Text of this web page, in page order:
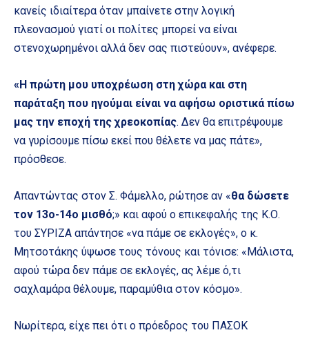
κανείς ιδιαίτερα όταν μπαίνετε στην λογική
πλεονασμού γιατί οι πολίτες μπορεί να είναι
στενοχωρημένοι αλλά δεν σας πιστεύουν», ανέφερε.
«Η πρώτη μου υποχρέωση στη χώρα και στη
παράταξη που ηγούμαι είναι να αφήσω οριστικά πίσω
μας την εποχή της χρεοκοπίας. Δεν θα επιτρέψουμε
να γυρίσουμε πίσω εκεί που θέλετε να μας πάτε»,
πρόσθεσε.
Απαντώντας στον Σ. Φάμελλο, ρώτησε αν «θα δώσετε
τον 13ο-14ο μισθό;» και αφού ο επικεφαλής της Κ.Ο.
του ΣΥΡΙΖΑ απάντησε «να πάμε σε εκλογές», ο κ.
Μητσοτάκης ύψωσε τους τόνους και τόνισε: «Μάλιστα,
αφού τώρα δεν πάμε σε εκλογές, ας λέμε ό,τι
σαχλαμάρα θέλουμε, παραμύθια στον κόσμο».
Νωρίτερα, είχε πει ότι ο πρόεδρος του ΠΑΣΟΚ